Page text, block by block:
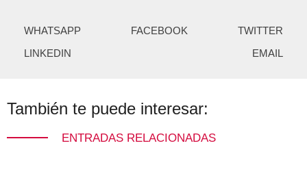
WHATSAPP FACEBOOK
TWITTER
LINKEDIN
EMAIL
También te puede interesar:
ENTRADAS RELACIONADAS